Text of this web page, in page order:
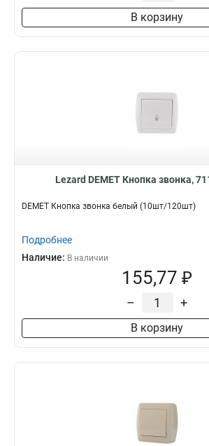
В корзину
Lezard DEMET Кнопка звонка,
DEMET Кнопка звонка белый (10шт/120шт)
Подробнее
Наличие: В наличии
155,77 ₽
– +
В корзину